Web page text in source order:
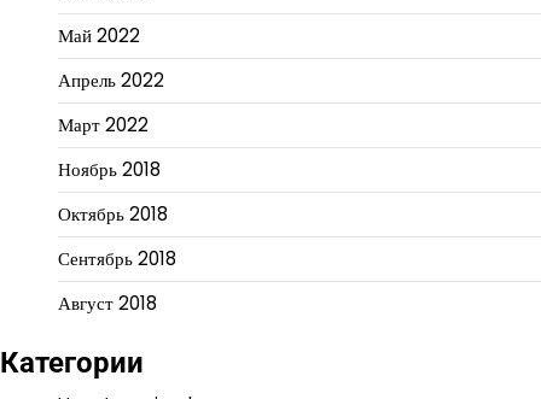
Май 2022
Апрель 2022
Март 2022
Ноябрь 2018
Октябрь 2018
Сентябрь 2018
Август 2018
Категории